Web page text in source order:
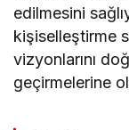
edilmesini
kişiselleştirme
vizyonlarını
geçirmelerine